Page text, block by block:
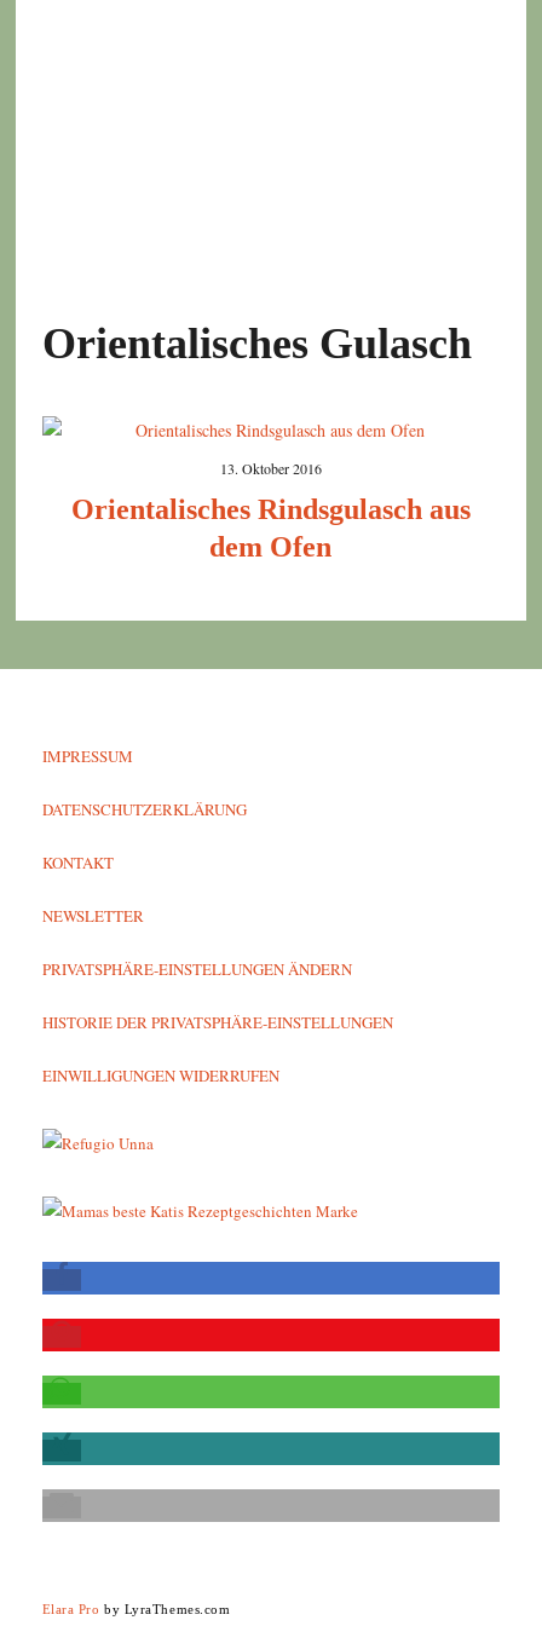
Orientalisches Gulasch
13. Oktober 2016
Orientalisches Rindsgulasch aus
dem Ofen
IMPRESSUM
DATENSCHUTZERKLÄRUNG
KONTAKT
NEWSLETTER
PRIVATSPHÄRE-EINSTELLUNGEN ÄNDERN
HISTORIE DER PRIVATSPHÄRE-EINSTELLUNGEN
EINWILLIGUNGEN WIDERRUFEN
Elara Pro by LyraThemes.com